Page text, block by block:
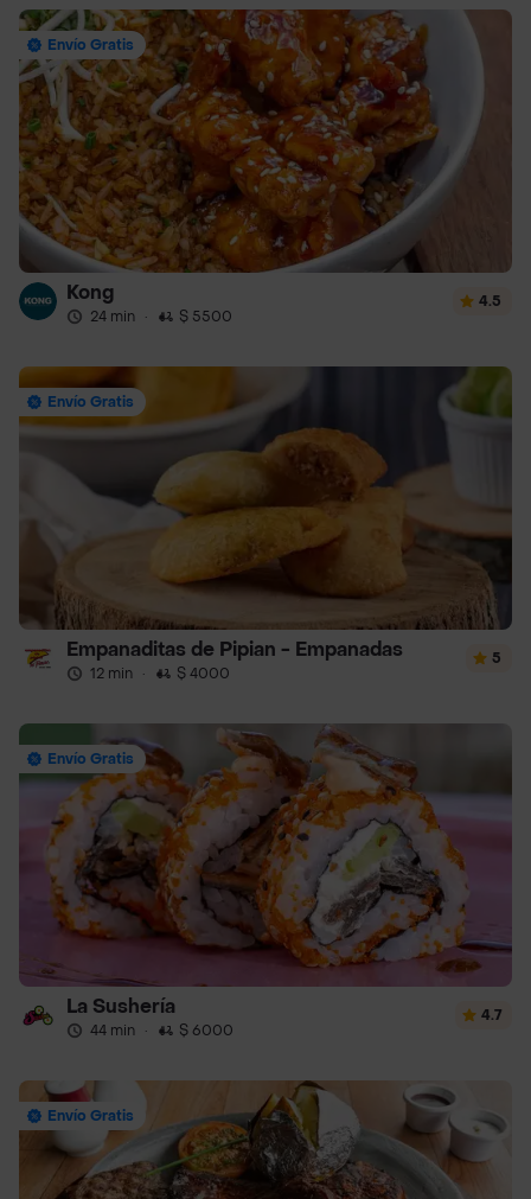
Envío Gratis
Kong
24 min · $ 5500
4.5
Envío Gratis
Empanaditas de Pipian - Empanadas
12 min · $ 4000
5
Envío Gratis
La Sushería
44 min · $ 6000
4.7
Envío Gratis